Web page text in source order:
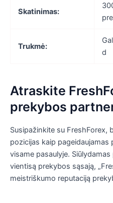
Skatinimas:
Trukmė:
d
Atraskite
prekybos
Susipažinkite su FreshForex,
pozicijas kaip
visame pasaulyje.
vientisą prekybos sąsają,
meistriškumo reputaciją